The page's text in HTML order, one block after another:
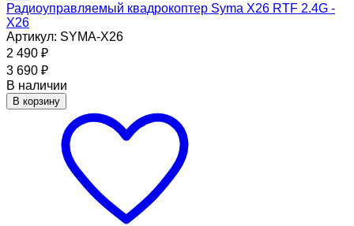
Радиоуправляемый квадрокоптер Syma X26 RTF 2.4G -
X26
Артикул: SYMA-X26
2 490 ₽
3 690 ₽
В наличии
В корзину